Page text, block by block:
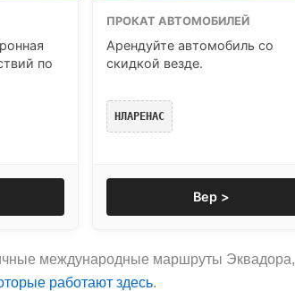
по
ПРОКАТ АВТОМОБИЛЕЙ
Арендуйте автомобиль со
скидкой везде.
НЛАРЕНАС
Вер >
международные маршруты Эквадора,
работают здесь.